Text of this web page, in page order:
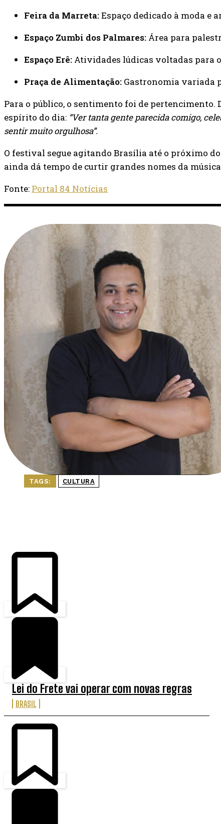
Feira da Marreta:Espaço dedicado à moda e
Espaço Zumbi dos Palmares: Área para
Espaço Erê: Atividades lúdicas voltadas para
Praça de Alimentação: Gastronomia variada
Para o público, o sentimento foi de pertencimento.
espírito do dia: “Ver tanta gente parecida comigo,
sentir muito orgulhosa”.
O festival segue agitando Brasília até o próximo
ainda dá tempo de curtir grandes nomes da
Fonte: Portal 84 Notícias
TAGS: CULTURA
Lei do Frete vai operar com novas regras
BRASIL